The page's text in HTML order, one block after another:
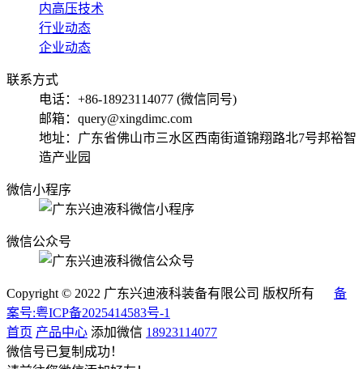
内高压技术
行业动态
企业动态
联系方式
电话：+86-18923114077 (微信同号)
邮箱：query@xingdimc.com
地址：广东省佛山市三水区西南街道锦翔路北7号邦裕智
造产业园
微信小程序
微信公众号
Copyright © 2022 广东兴迪液科装备有限公司 版权所有 备
案号:粤ICP备2025414583号-1
首页 产品中心 添加微信 18923114077
微信号已复制成功！